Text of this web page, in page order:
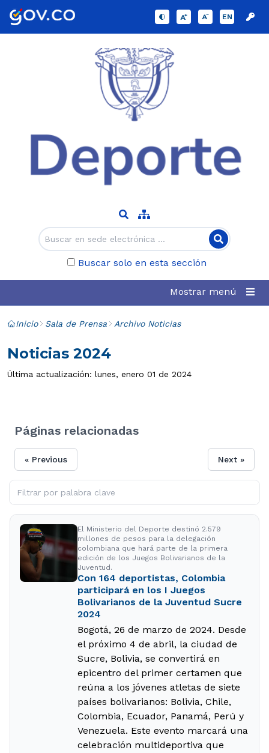
EN
Buscar solo en esta sección
Mostrar menú
Inicio Sala de Prensa Archivo Noticias
Noticias 2024
Última actualización: lunes, enero 01 de 2024
Páginas relacionadas
« Previous Next »
El Ministerio del Deporte destinó 2.579
millones de pesos para la delegación
colombiana que hará parte de la primera
edición de los Juegos Bolivarianos de la
Juventud.
Con 164 deportistas, Colombia
participará en los I Juegos
Bolivarianos de la Juventud Sucre
2024
Bogotá, 26 de marzo de 2024. Desde
el próximo 4 de abril, la ciudad de
Sucre, Bolivia, se convertirá en
epicentro del primer certamen que
reúna a los jóvenes atletas de siete
países bolivarianos: Bolivia, Chile,
Colombia, Ecuador, Panamá, Perú y
Venezuela. Este evento marcará una
celebración multideportiva que